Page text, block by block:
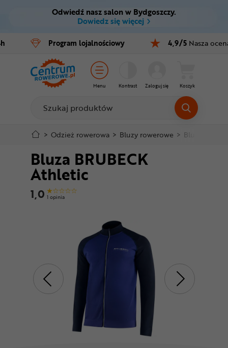
Ctrl M
Menu główne
Informacje o produkcie
Do koszyka
Szczegółowe informacje
Stopka
Mapa strony
Odwiedź nasz salon w Bydgoszczy.
Dowiedz się więcej
Program lojalnościowy 4,9/5 Nasza
Menu Kontrast Zaloguj się Koszyk
Rowery
E-bike
Części
Akcesoria
Odzież
Kaski
Buty
Superoferta
> Odzież rowerowa > Bluzy rowerowe > Bluza
Bluza BRUBECK
Athletic
1,0 1 opinia